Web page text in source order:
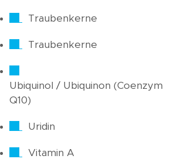
Traubenkerne
Traubenkerne
Ubiquinol / Ubiquinon (Coenzym
Q10)
Uridin
Vitamin A